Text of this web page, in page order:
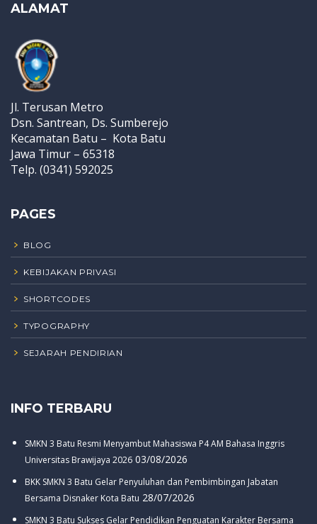
ALAMAT
Jl. Terusan Metro
Dsn. Santrean, Ds. Sumberejo
Kecamatan Batu – Kota Batu
Jawa Timur – 65318
Telp. (0341) 592025
PAGES
BLOG
KEBIJAKAN PRIVASI
SHORTCODES
TYPOGRAPHY
SEJARAH PENDIRIAN
INFO TERBARU
SMKN 3 Batu Resmi Menyambut Mahasiswa P4 AM Bahasa Inggris
Universitas Brawijaya 2026 03/08/2026
BKK SMKN 3 Batu Gelar Penyuluhan dan Pembimbingan Jabatan
Bersama Disnaker Kota Batu 28/07/2026
SMKN 3 Batu Sukses Gelar Pendidikan Penguatan Karakter Bersama